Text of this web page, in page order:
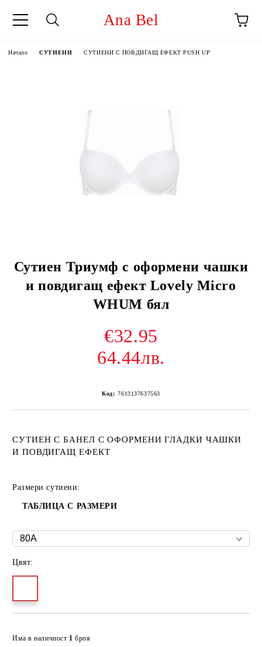
Ana Bel
Начало СУТИЕНИ СУТИЕНИ С ПОВДИГАЩ ЕФЕКТ PUSH UP
Сутиен Триумф с оформени чашки
и повдигащ ефект Lovely Micro
WHUM бял
€32.95
64.44лв.
Код: 7613137637563
СУТИЕН С БАНЕЛ С ОФОРМЕНИ ГЛАДКИ ЧАШКИ
И ПОВДИГАЩ ЕФЕКТ
Размери сутиени:
ТАБЛИЦА С РАЗМЕРИ
Цвят:
Има в наличност 1 броя